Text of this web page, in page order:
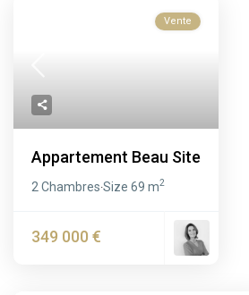
Vente
Appartement Beau Site
2 Chambres·Size69 m2
349 000 €